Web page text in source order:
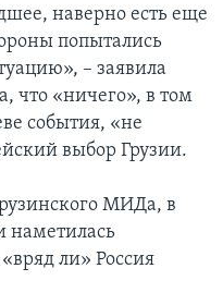
наверно есть еще
попытались
– заявила
что «ничего», в том
события, «не
выбор Грузии.
МИДа, в
наметилась
ли» Россия